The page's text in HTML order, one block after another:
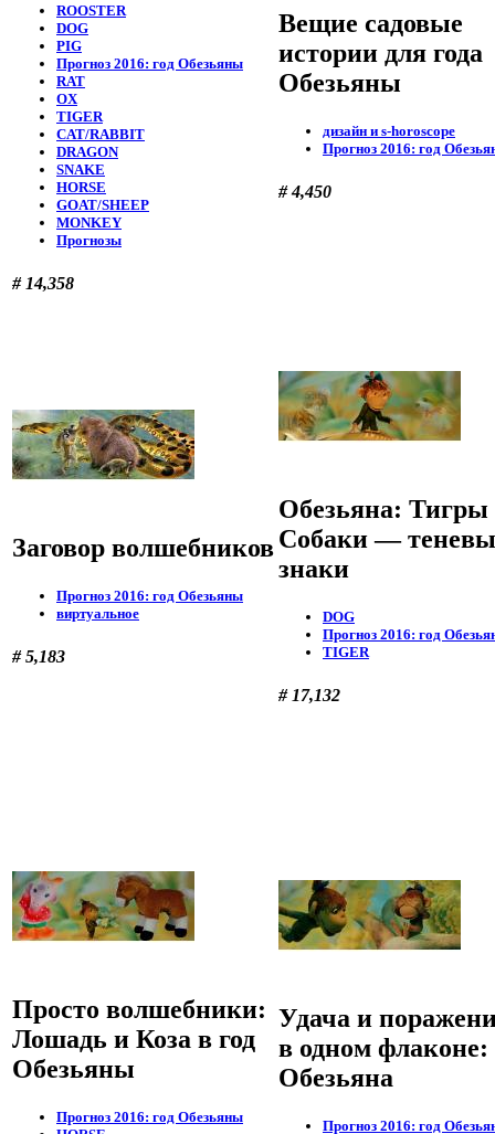
ROOSTER
DOG
PIG
Прогноз 2016: год Обезьяны
RAT
OX
TIGER
CAT/RABBIT
DRAGON
SNAKE
HORSE
GOAT/SHEEP
MONKEY
Прогнозы
# 14,358
Вещие садовые
истории для года
Обезьяны
дизайн и s-horoscope
Прогноз 2016: год
# 4,450
Заговор волшебников
Прогноз 2016: год Обезьяны
виртуальное
# 5,183
Обезьяна: Тигры
Собаки —
знаки
DOG
Прогноз 2016: год
TIGER
# 17,132
Просто волшебники:
Лошадь и Коза в год
Обезьяны
Прогноз 2016: год Обезьяны
Удача и
в одном флаконе:
Обезьяна
Прогноз 2016: год